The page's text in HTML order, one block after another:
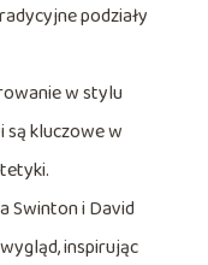
podziały
w stylu
kluczowe w
Swinton i David
inspirując